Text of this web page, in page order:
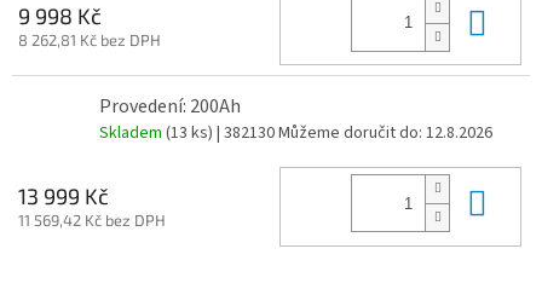
9 998 Kč
8 262,81 Kč bez DPH
Provedení: 200Ah
Skladem (13 ks) | 382130Můžeme doručit do: 12.8.2026
13 999 Kč
11 569,42 Kč bez DPH